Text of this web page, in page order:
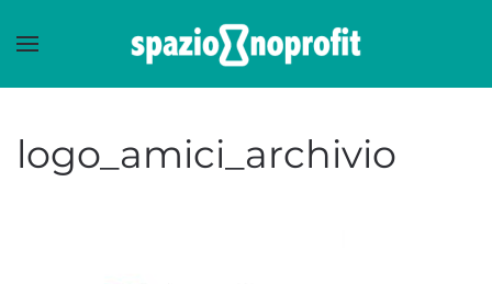
Skip to main content
logo_amici_archivio